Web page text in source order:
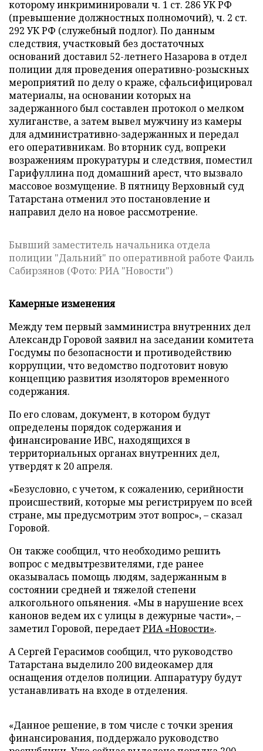
которому инкриминировали ч. 1 ст. 286 УК РФ
(превышение должностных полномочий), ч. 2 ст.
292 УК РФ (служебный подлог). По данным
следствия, участковый без достаточных
оснований доставил 52-летнего Назарова в отдел
полиции для проведения оперативно-розыскных
мероприятий по делу о краже, сфальсифицировал
материалы, на основании которых на
задержанного был составлен протокол о мелком
хулиганстве, а затем вывел мужчину из камеры
для административно-задержанных и передал
его оперативникам. Во вторник суд, вопреки
возражениям прокуратуры и следствия, поместил
Гарифуллина под домашний арест, что вызвало
массовое возмущение. В пятницу Верховный суд
Татарстана отменил это постановление и
направил дело на новое рассмотрение.
Бывший заместитель начальника отдела
полиции "Дальний" по оперативной работе Фаиль
Сабирзянов (Фото: РИА "Новости")
Камерные изменения
Между тем первый замминистра внутренних дел
Александр Горовой заявил на заседании комитета
Госдумы по безопасности и противодействию
коррупции, что ведомство подготовит новую
концепцию развития изоляторов временного
содержания.
По его словам, документ, в котором будут
определены порядок содержания и
финансирование ИВС, находящихся в
территориальных органах внутренних дел,
утвердят к 20 апреля.
«Безусловно, с учетом, к сожалению, серийности
происшествий, которые мы регистрируем по всей
стране, мы предусмотрим этот вопрос», – сказал
Горовой.
Он также сообщил, что необходимо решить
вопрос с медвытрезвителями, где ранее
оказывалась помощь людям, задержанным в
состоянии средней и тяжелой степени
алкогольного опьянения. «Мы в нарушение всех
канонов ведем их с улицы в дежурные части», –
заметил Горовой, передаетРИА «Новости».
А Сергей Герасимов сообщил, что руководство
Татарстана выделило 200 видеокамер для
оснащения отделов полиции. Аппаратуру будут
устанавливать на входе в отделения.
«Данное решение, в том числе с точки зрения
финансирования, поддержало руководство